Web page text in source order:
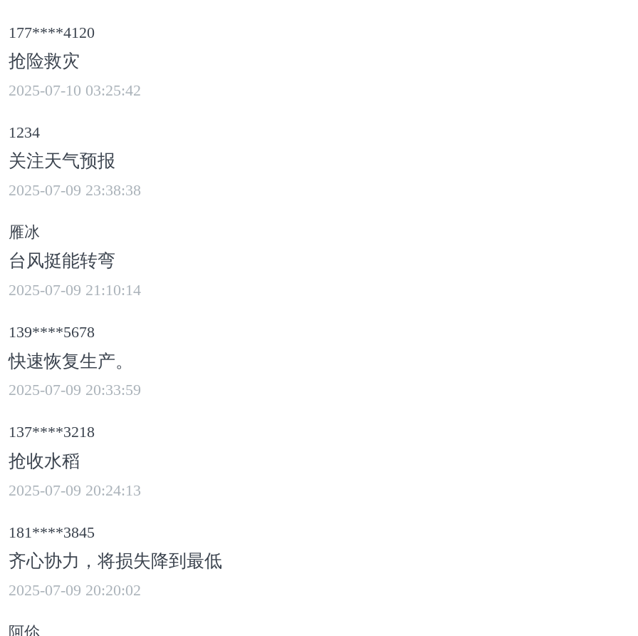
乾是当地种粮大户，共种植600多亩水
受本次台风影响，95%以上的水稻出现
，损失不少。
“它倒平后很容易会发芽，稻谷发芽以
没有价值了。现在主要就是开沟排水，
晴天马上抢收。”
177****4120
抢险救灾
2025-07-10 03:25:42
1234
关注天气预报
2025-07-09 23:38:38
雁冰
台风挺能转弯
2025-07-09 21:10:14
139****5678
快速恢复生产。
2025-07-09 20:33:59
137****3218
抢收水稻
2025-07-09 20:24:13
181****3845
齐心协力，将损失降到最低
2025-07-09 20:20:02
阿伱